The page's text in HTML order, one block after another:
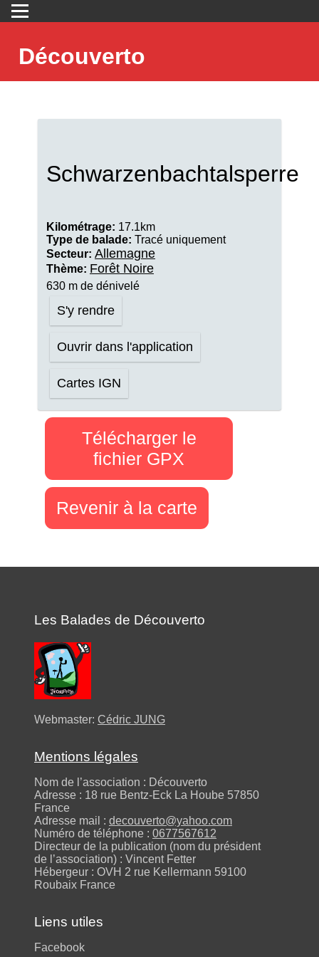
Découverto
Schwarzenbachtalsperre
Kilométrage: 17.1km
Type de balade: Tracé uniquement
Secteur: Allemagne
Thème: Forêt Noire
630 m de dénivelé
S'y rendre
Ouvrir dans l'application
Cartes IGN
Télécharger le
fichier GPX
Revenir à la carte
Les Balades de Découverto
Webmaster: Cédric JUNG
Mentions légales
Nom de l’association : Découverto
Adresse : 18 rue Bentz-Eck La Hoube 57850
France
Adresse mail : decouverto@yahoo.com
Numéro de téléphone : 0677567612
Directeur de la publication (nom du président
de l’association) : Vincent Fetter
Hébergeur : OVH 2 rue Kellermann 59100
Roubaix France
Liens utiles
Facebook